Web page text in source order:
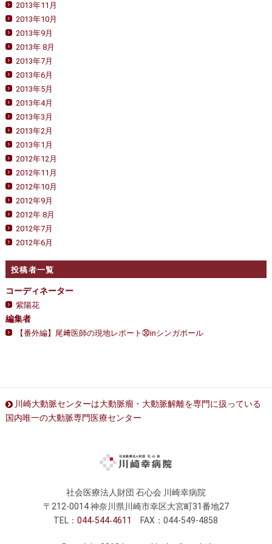
2013年11月
2013年10月
2013年9月
2013年 8月
2013年7月
2013年6月
2013年5月
2013年4月
2013年3月
2013年2月
2013年1月
2012年12月
2012年11月
2012年10月
2012年9月
2012年 8月
2012年7月
2012年6月
投稿者一覧
コーディネーター
紫陽花
編集者
【番外編】尾﨑医師の現地レポート㉚inシンガポール
川崎大動脈センターは大動脈瘤・大動脈解離を専門に扱っている
国内唯一の大動脈専門医療センター
社会医療法人財団 石心会 川崎幸病院
〒212-0014 神奈川県川崎市幸区大宮町31番地27
TEL：044 544 4611 FAX：044-549-4858